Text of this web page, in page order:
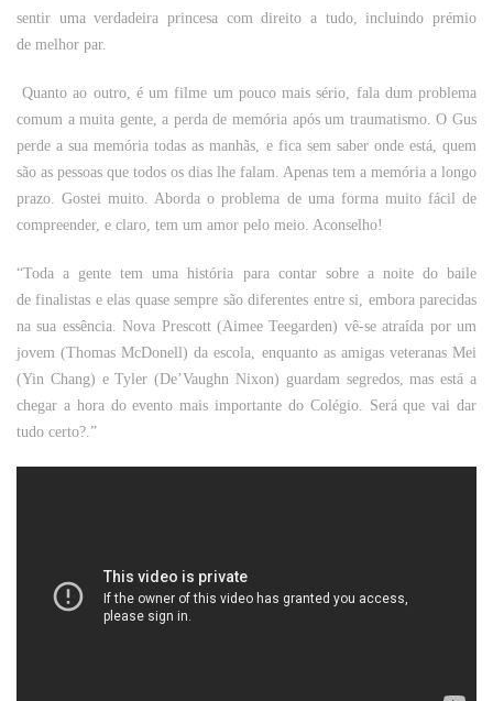
sentir uma verdadeira princesa com direito a tudo, incluindo prémio
de melhor par.
Quanto ao outro, é um filme um pouco mais sério, fala dum problema
comum a muita gente, a perda de memória após um traumatismo. O Gus
perde a sua memória todas as manhãs, e fica sem saber onde está, quem
são as pessoas que todos os dias lhe falam. Apenas tem a memória a longo
prazo. Gostei muito. Aborda o problema de uma forma muito fácil de
compreender, e claro, tem um amor pelo meio. Aconselho!
“Toda a gente tem uma história para contar sobre a noite do baile
de finalistas e elas quase sempre são diferentes entre si, embora parecidas
na sua essência. Nova Prescott (Aimee Teegarden) vê-se atraída por um
jovem (Thomas McDonell) da escola, enquanto as amigas veteranas Mei
(Yin Chang) e Tyler (De’Vaughn Nixon) guardam segredos, mas está a
chegar a hora do evento mais importante do Colégio. Será que vai dar
tudo certo?.”